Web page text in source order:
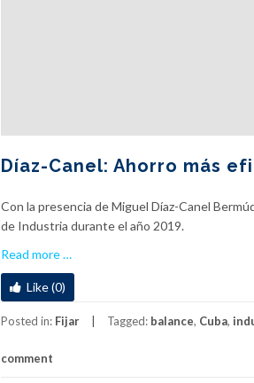
Díaz-Canel: Ahorro más
Con la presencia de Miguel Díaz-Canel
de Industria durante el año 2019.
Read more
b
o
t
…
Like (0)
Posted in: Fijar Tagged: balance, Cuba,
comment